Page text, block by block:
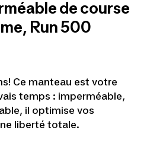
de course
Run 500
Ce manteau est votre
temps : imperméable,
il optimise vos
liberté totale.